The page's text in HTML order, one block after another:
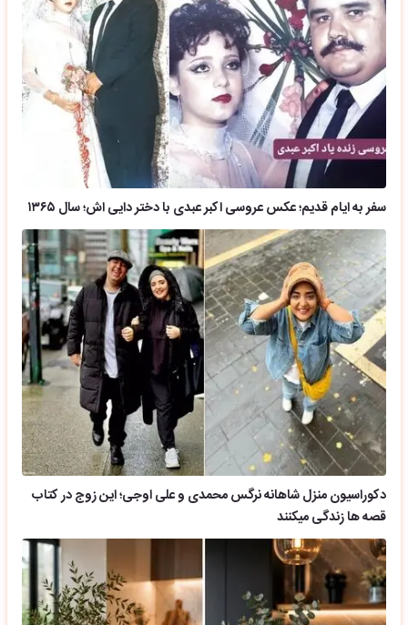
سفر به ایام قدیم؛ عکس عروسی اکبر عبدی با دختر دایی اش؛ سال ۱۳۶۵
دکوراسیون منزل شاهانه نرگس محمدی و علی اوجی؛ این زوج در کتاب
قصه ها زندگی میکنند